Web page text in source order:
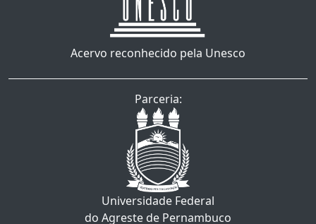
Acervo reconhecido pela Unesco
Parceria:
Universidade Federal
do Agreste de Pernambuco